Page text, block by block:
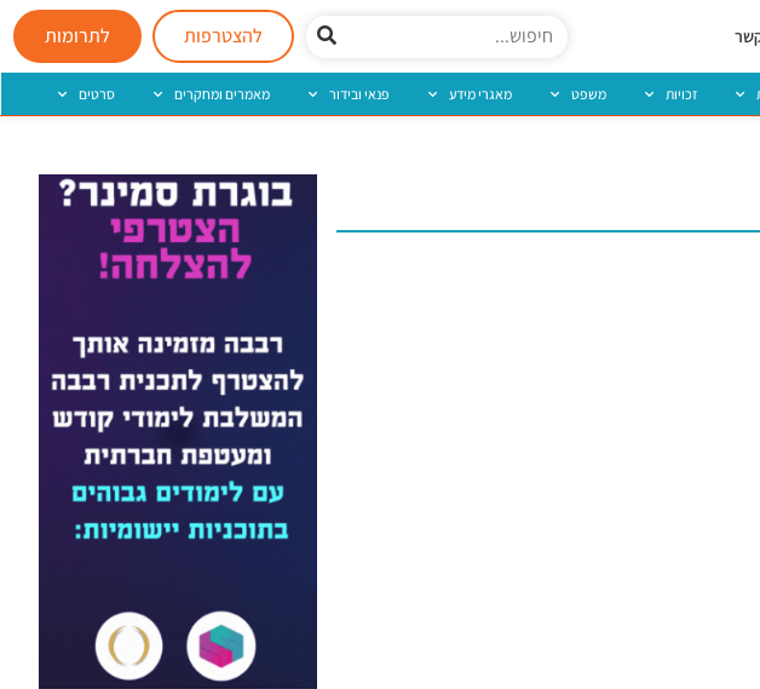
להצטרפות לתרומות
זכויות משפט מאגרי מידע פנאי ובידור מאמרים ומחקרים סרטים